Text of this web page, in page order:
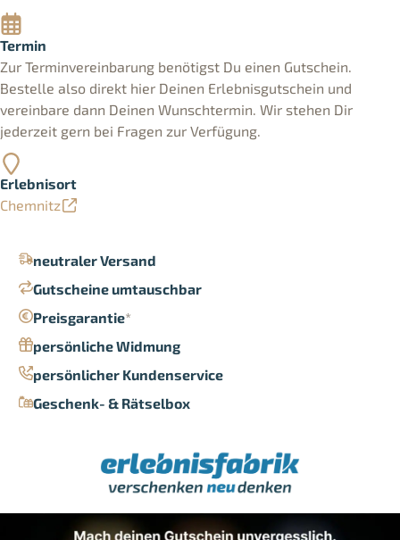
neutraler Versand
Gutscheine umtauschbar
Preisgarantie*
persönliche Widmung
persönlicher Kundenservice
Geschenk- & Rätselbox
Termin
Zur Terminvereinbarung benötigst Du einen Gutschein.
Bestelle also direkt hier Deinen Erlebnisgutschein und
vereinbare dann Deinen Wunschtermin. Wir stehen Dir
jederzeit gern bei Fragen zur Verfügung.
Erlebnisort
Chemnitz